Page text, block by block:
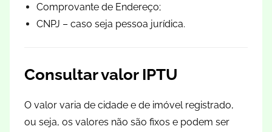
Comprovante de Endereço;
CNPJ – caso seja pessoa jurídica.
Consultar valor IPTU
O valor varia de cidade e de imóvel registrado,
ou seja, os valores não são fixos e podem ser